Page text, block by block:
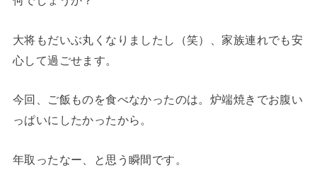
大将もだいぶ丸くなりましたし（笑）、家族連れでも安
心して過ごせます。
今回、ご飯ものを食べなかったのは。炉端焼きでお腹い
っぱいにしたかったから。
年取ったなー、と思う瞬間です。